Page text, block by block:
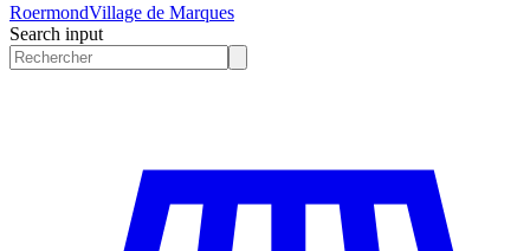
RoermondVillage de Marques
Search input